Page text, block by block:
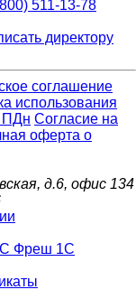
511-13-78
соглашение
использования
ПДн Cогласие на
оферта о
д.6, офис 134
Фреш 1С